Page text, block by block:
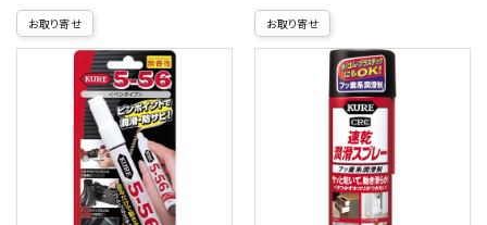
お取り寄せ お取り寄せ